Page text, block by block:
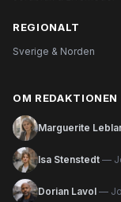
REGIONALT
Sverige & Norden
OM REDAKTIONEN
Marguerite
Isa Stenstedt —
Dorian Lavol —